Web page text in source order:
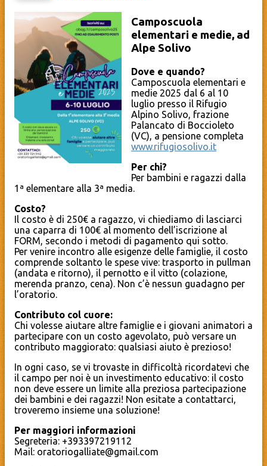
Camposcuola
elementari e medie, ad
Alpe Solivo
Dove e quando?
Camposcuola elementari e
medie 2025 dal 6 al 10
luglio presso il Rifugio
Alpino Solivo, frazione
Palancato di Boccioleto
(VC), a pensione completa
www.rifugiosolivo.it
Per chi?
Per bambini e ragazzi dalla
1ª elementare alla 3ª media.
Costo?
Il costo è di 250€ a ragazzo, vi chiediamo di lasciarci
una caparra di 100€ al momento dell’iscrizione al
FORM, secondo i metodi di pagamento qui sotto.
Per venire incontro alle esigenze delle famiglie, il costo
comprende soltanto le spese vive: trasporto in pullman
(andata e ritorno), il pernotto e il vitto (colazione,
merenda pranzo, cena). Non c’è nessun guadagno per
l’oratorio.
Contributo col cuore:
Chi volesse aiutare altre famiglie e i giovani animatori a
partecipare con un costo agevolato, può versare un
contributo maggiorato: qualsiasi aiuto è prezioso!
In ogni caso, se vi trovaste in difficoltà ricordatevi che
il campo per noi è un investimento educativo: il costo
non deve essere un limite alla preziosa partecipazione
dei bambini e dei ragazzi! Non esitate a contattarci,
troveremo insieme una soluzione!
Per maggiori informazioni
Segreteria: +393397219112
Mail: oratoriogalliate@gmail.com